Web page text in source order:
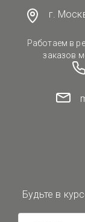
г.
Работаем в
заказов
Будьте в